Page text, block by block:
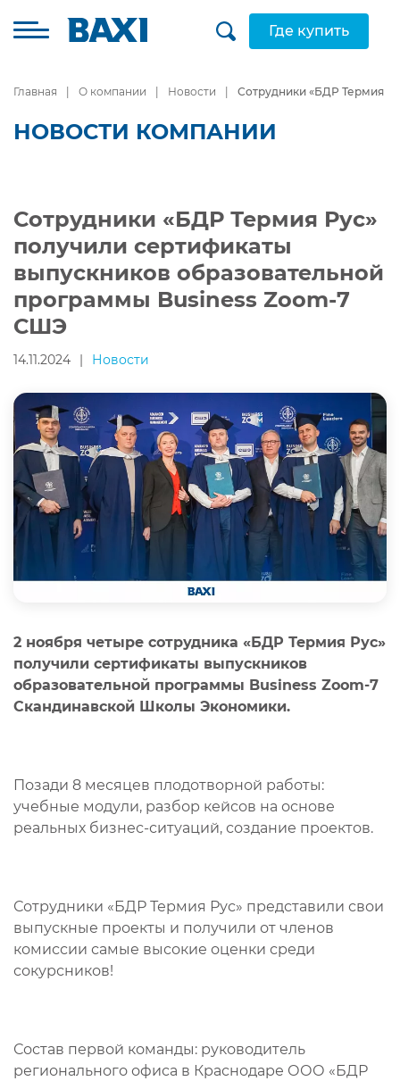
Где купить
Главная О компании Новости Сотрудники «БДР Термия
НОВОСТИ КОМПАНИИ
Сотрудники «БДР Термия Рус»
получили сертификаты
выпускников образовательной
программы Business Zoom-7
СШЭ
14.11.2024 | Новости
2 ноября четыре сотрудника «БДР Термия Рус»
получили сертификаты выпускников
образовательной программы Business Zoom-7
Скандинавской Школы Экономики.
Позади 8 месяцев плодотворной работы:
учебные модули, разбор кейсов на основе
реальных бизнес-ситуаций, создание проектов.
Сотрудники «БДР Термия Рус» представили свои
выпускные проекты и получили от членов
комиссии самые высокие оценки среди
сокурсников!
Состав первой команды: руководитель
регионального офиса в Краснодаре ООО «БДР